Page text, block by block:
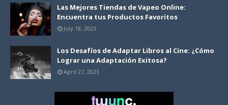
Las Mejores Tiendas de Vapeo Online:
Encuentra tus Productos Favoritos
July 18, 2023
Los Desafíos de Adaptar Libros al Cine: ¿Cómo
Lograr una Adaptación Exitosa?
April 27, 2023